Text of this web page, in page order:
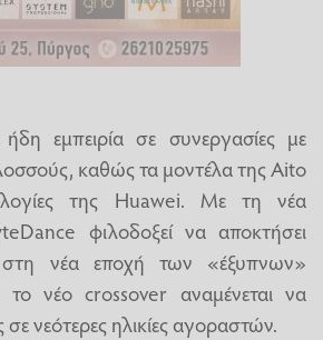
εμπειρία σε συνεργασίες με
καθώς τα μοντέλα της Aito
της Huawei. Με τη νέα
φιλοδοξεί να αποκτήσει
νέα εποχή των «έξυπνων»
το νέο crossover αναμένεται να
νεότερες ηλικίες αγοραστών.